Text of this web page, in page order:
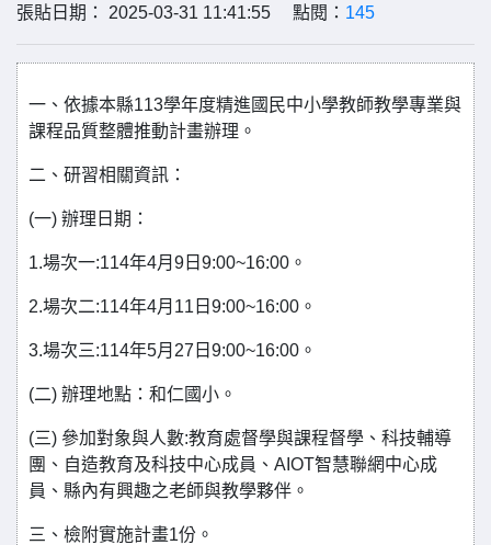
張貼日期： 2025-03-31 11:41:55 點閱： 145
一、依據本縣113學年度精進國民中小學教師教學專業與
課程品質整體推動計畫辦理。
二、研習相關資訊：
(一) 辦理日期：
1.場次一:114年4月9日9:00~16:00。
2.場次二:114年4月11日9:00~16:00。
3.場次三:114年5月27日9:00~16:00。
(二) 辦理地點：和仁國小。
(三) 參加對象與人數:教育處督學與課程督學、科技輔導
團、自造教育及科技中心成員、AIOT智慧聯網中心成
員、縣內有興趣之老師與教學夥伴。
三、檢附實施計畫1份。